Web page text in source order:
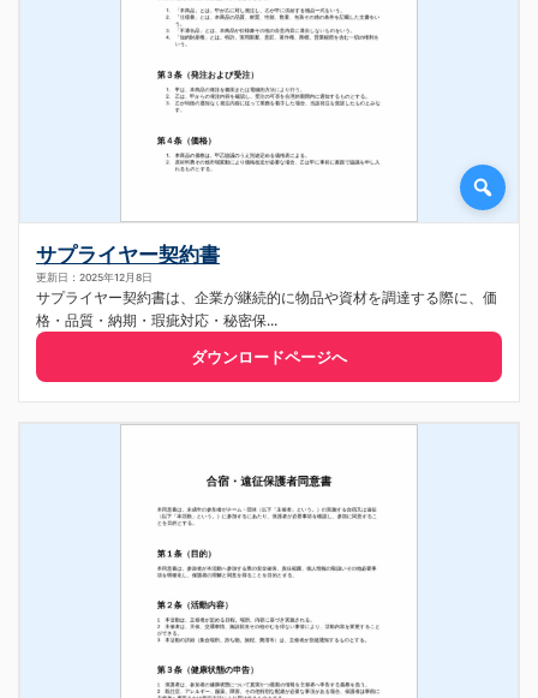
サプライヤー契約書
更新日：2025年12月8日
サプライヤー契約書は、企業が継続的に物品や資材を調達する際に、価
格・品質・納期・瑕疵対応・秘密保...
ダウンロードページへ